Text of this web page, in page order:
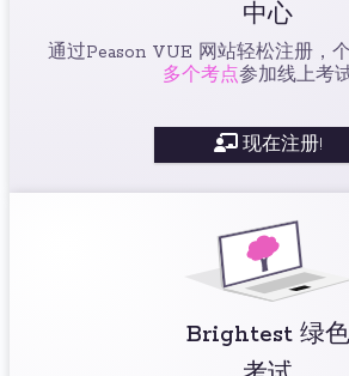
中心
通过Peason VUE 网站轻松注册，
多个考点参加线上考试
现在注册!
Brightest 绿色